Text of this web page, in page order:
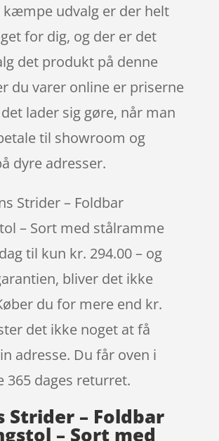
kæmpe udvalg er der helt
for dig, og der er det
det produkt på denne
du varer online er priserne
lader sig gøre, når man
til showroom og
dyre adresser.
Strider – Foldbar
– Sort med stålramme
til kun kr. 294.00 – og
bliver det ikke
du for mere end kr.
det ikke noget at få
adresse. Du får oven i
365 dages returret.
Strider – Foldbar
– Sort med